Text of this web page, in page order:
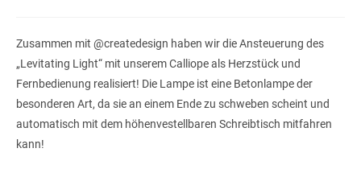
Zusammen mit @createdesign haben wir die Ansteuerung des
„Levitating Light“ mit unserem Calliope als Herzstück und
Fernbedienung realisiert! Die Lampe ist eine Betonlampe der
besonderen Art, da sie an einem Ende zu schweben scheint und
automatisch mit dem höhenvestellbaren Schreibtisch mitfahren
kann!